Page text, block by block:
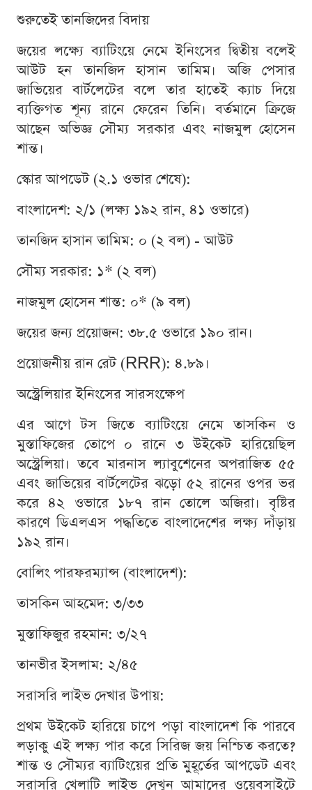
শুরুতেই তানজিদের বিদায়
জয়ের লক্ষ্যে ব্যাটিংয়ে নেমে ইনিংসের দ্বিতীয় বলেই
আউট হন তানজিদ হাসান তামিম। অজি পেসার
জাভিয়ের বার্টলেটের বলে তার হাতেই ক্যাচ দিয়ে
ব্যক্তিগত শূন্য রানে ফেরেন তিনি। বর্তমানে ক্রিজে
আছেন অভিজ্ঞ সৌম্য সরকার এবং নাজমুল হোসেন
শান্ত।
স্কোর আপডেট (২.১ ওভার শেষে):
বাংলাদেশ: ২/১ (লক্ষ্য ১৯২ রান, ৪১ ওভারে)
তানজিদ হাসান তামিম: ০ (২ বল) - আউট
সৌম্য সরকার: ১* (২ বল)
নাজমুল হোসেন শান্ত: ০* (৯ বল)
জয়ের জন্য প্রয়োজন: ৩৮.৫ ওভারে ১৯০ রান।
প্রয়োজনীয় রান রেট (RRR): ৪.৮৯।
অস্ট্রেলিয়ার ইনিংসের সারসংক্ষেপ
এর আগে টস জিতে ব্যাটিংয়ে নেমে তাসকিন ও
মুস্তাফিজের তোপে ০ রানে ৩ উইকেট হারিয়েছিল
অস্ট্রেলিয়া। তবে মারনাস ল্যাবুশেনের অপরাজিত ৫৫
এবং জাভিয়ের বার্টলেটের ঝড়ো ৫২ রানের ওপর ভর
করে ৪২ ওভারে ১৮৭ রান তোলে অজিরা। বৃষ্টির
কারণে ডিএলএস পদ্ধতিতে বাংলাদেশের লক্ষ্য দাঁড়ায়
১৯২ রান।
বোলিং পারফরম্যান্স (বাংলাদেশ):
তাসকিন আহমেদ: ৩/৩৩
মুস্তাফিজুর রহমান: ৩/২৭
তানভীর ইসলাম: ২/৪৫
সরাসরি লাইভ দেখার উপায়:
প্রথম উইকেট হারিয়ে চাপে পড়া বাংলাদেশ কি পারবে
লড়াকু এই লক্ষ্য পার করে সিরিজ জয় নিশ্চিত করতে?
শান্ত ও সৌম্যর ব্যাটিংয়ের প্রতি মুহূর্তের আপডেট এবং
সরাসরি খেলাটি লাইভ দেখুন আমাদের ওয়েবসাইটে